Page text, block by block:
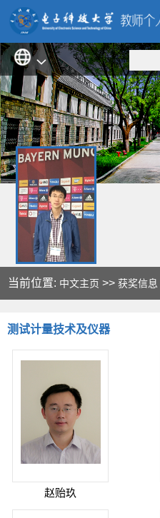
当前位置: 中文主页 >>获奖信息
测试计量技术及仪器
赵贻玖